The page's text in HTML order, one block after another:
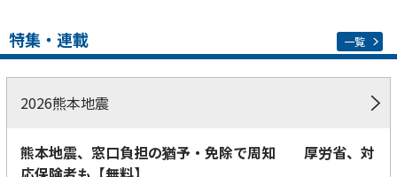
特集・連載 一覧
2026熊本地震
熊本地震、窓口負担の猶予・免除で周知 厚労省、対